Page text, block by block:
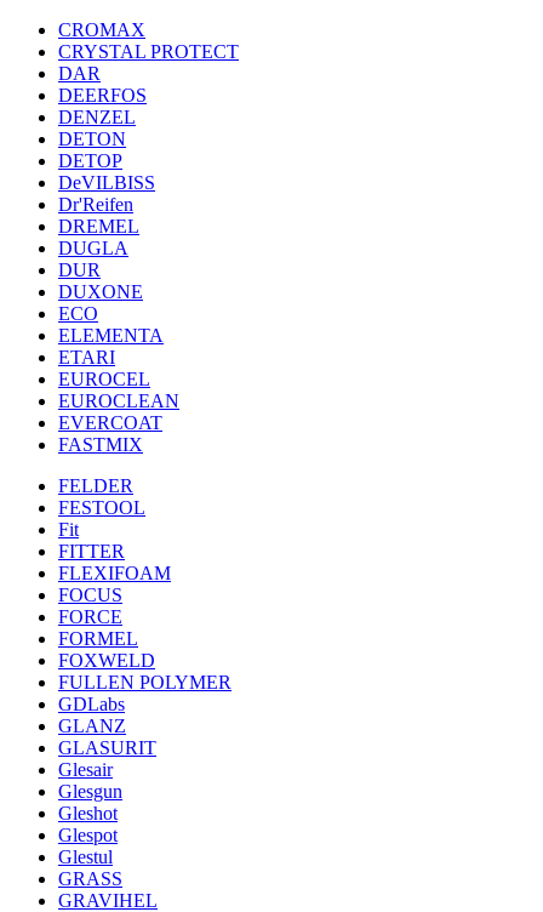
CROMAX
CRYSTAL PROTECT
DAR
DEERFOS
DENZEL
DETON
DETOP
DeVILBISS
Dr'Reifen
DREMEL
DUGLA
DUR
DUXONE
ECO
ELEMENTA
ETARI
EUROCEL
EUROCLEAN
EVERCOAT
FASTMIX
FELDER
FESTOOL
Fit
FITTER
FLEXIFOAM
FOCUS
FORCE
FORMEL
FOXWELD
FULLEN POLYMER
GDLabs
GLANZ
GLASURIT
Glesair
Glesgun
Gleshot
Glespot
Glestul
GRASS
GRAVIHEL